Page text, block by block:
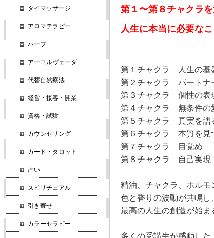
第１〜第８チャクラを
人生に本当に必要な
第１チャクラ 人生の基
第２チャクラ パートナ
第３チャクラ 個性の表
第４チャクラ 無条件の
第５チャクラ 真実を語
第６チャクラ 本質を見
第７チャクラ 目覚め
第８チャクラ 自己実現
精油、チャクラ、ホル
色と香りの波動が共鳴
最高の人生の創造が始ま
多くの受講生が感動し
タイマッサージ
アロマテラピー
ハーブ
アーユルヴェーダ
代替自然療法
経営・接客・開業
資格・試験
カウンセリング
カード・タロット
占い
スピリチュアル
引き寄せ
カラーセラピー